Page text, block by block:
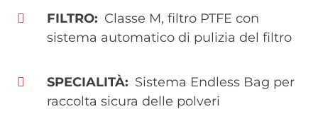
FILTRO
Classe M, filtro PTFE con
sistema automatico di pulizia del filtro
SPECIALITÀ
Sistema Endless Bag per
raccolta sicura delle polveri